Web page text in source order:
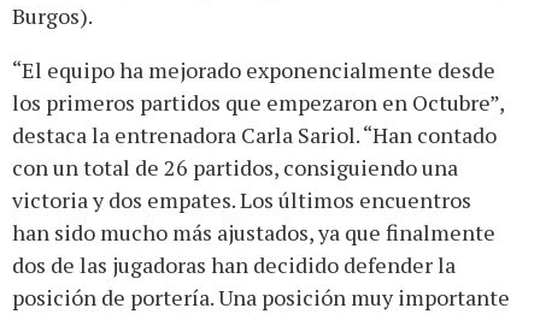
Burgos).
“El equipo ha mejorado exponencialmente desde
los primeros partidos que empezaron en Octubre”,
destaca la entrenadora Carla Sariol. “Han contado
con un total de 26 partidos, consiguiendo una
victoria y dos empates. Los últimos encuentros
han sido mucho más ajustados, ya que finalmente
dos de las jugadoras han decidido defender la
posición de portería. Una posición muy importante